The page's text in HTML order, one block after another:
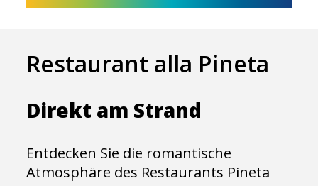
Restaurant alla Pineta
Direkt am Strand
Entdecken Sie die romantische
Atmosphäre des Restaurants Pineta